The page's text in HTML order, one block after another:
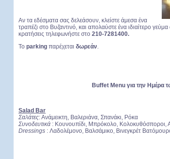
Αν τα εδέσματα σας δελεάσουν, κλείστε άμεσα ένα
τραπέζι στο Βυζαντινό, και απολαύστε ένα ιδιαίτερο γεύμα
κρατήσεις τηλεφωνήστε στο 210-7281400.
Το parking παρέχεται δωρεάν.
Buffet Menuγια την Ημέρα
Salad Bar
Σαλάτες: Ανάμεικτη, Βαλεριάνα, Σπανάκι, Ρόκα
Συνοδευτικά : Κουνουπίδι, Μπρόκολο, Κολοκυθόσποροι,
Dressings : Λαδολέμονο, Βαλσάμικο, Βινεγκρέτ